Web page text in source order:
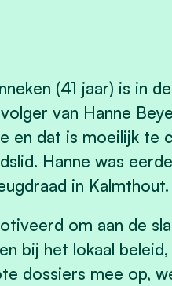
(41 jaar) is in
van Hanne
en dat is moeilijk te
Hanne was
in Kalmthout.
om aan de
bij het lokaal
dossiers mee op,